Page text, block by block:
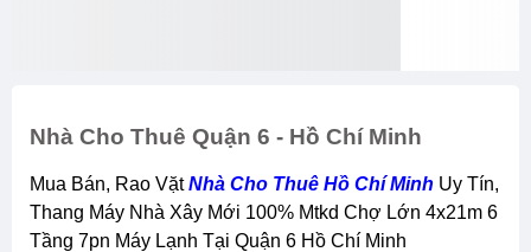
Nhà Cho Thuê Quận 6 - Hồ Chí Minh
Mua Bán, Rao VặtNhà Cho Thuê Hồ Chí Minh Uy Tín,
Thang Máy Nhà Xây Mới 100% Mtkd Chợ Lớn 4x21m 6
Tầng 7pn Máy Lạnh Tại Quận 6 Hồ Chí Minh